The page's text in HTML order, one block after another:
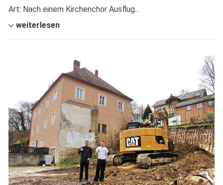
Art: Nach einem Kirchenchor Ausflug...
weiterlesen